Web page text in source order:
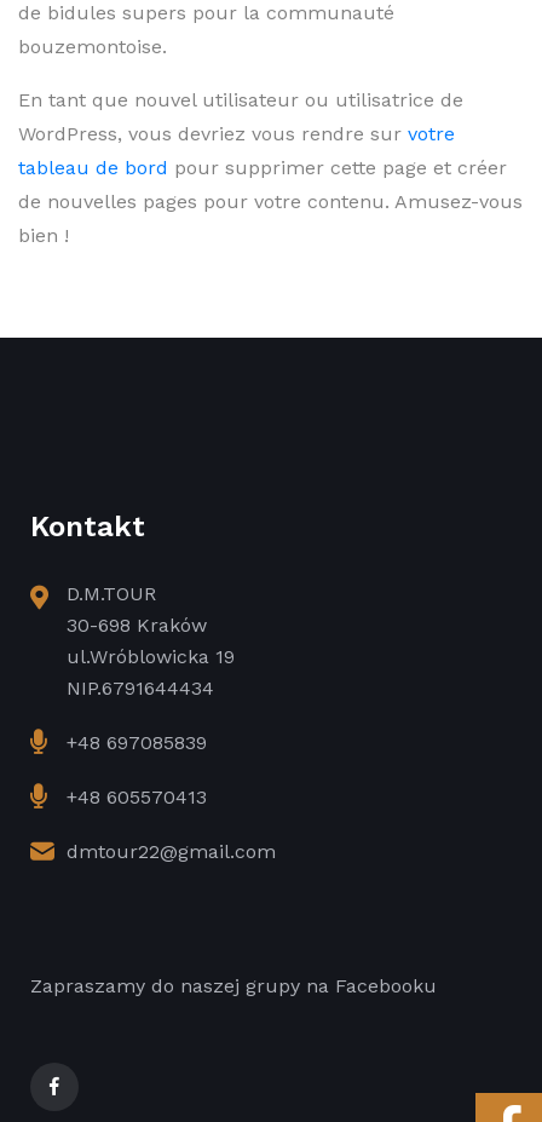
de bidules supers pour la communauté
bouzemontoise.
En tant que nouvel utilisateur ou utilisatrice de
WordPress, vous devriez vous rendre sur votre
tableau de bord pour supprimer cette page et créer
de nouvelles pages pour votre contenu. Amusez-vous
bien !
Kontakt
D.M.TOUR
30-698 Kraków
ul.Wróblowicka 19
NIP.6791644434
+48 697085839
+48 605570413
dmtour22@gmail.com
Zapraszamy do naszej grupy na Facebooku